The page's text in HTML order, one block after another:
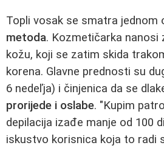
Topli vosak se smatra jednom
metoda. Kozmetičarka nanosi
kožu, koji se zatim skida
korena. Glavne prednosti su
6 nedeľja) i činjenica da se
prorijede i oslabe. "Kupim
depilacija izađe manje od 100
iskustvo korisnica koja to radi